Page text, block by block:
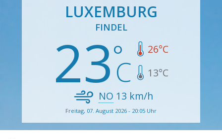
LUXEMBURG
FINDEL
23 26°C
13°C
NO 13 km/h
Freitag, 07. August 2026 - 20:05 Uhr